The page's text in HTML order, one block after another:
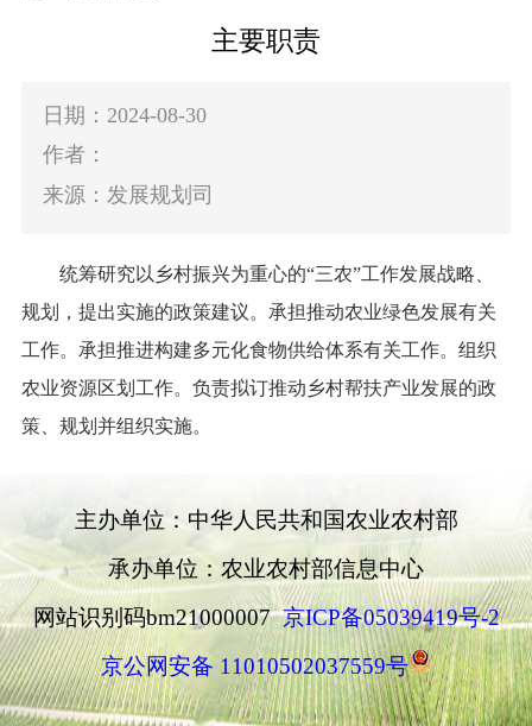
主要职责
日期：2024-08-30
作者：
来源：发展规划司
统筹研究以乡村振兴为重心的“三农”工作发展战略、
规划，提出实施的政策建议。承担推动农业绿色发展有关
工作。承担推进构建多元化食物供给体系有关工作。组织
农业资源区划工作。负责拟订推动乡村帮扶产业发展的政
策、规划并组织实施。
主办单位：中华人民共和国农业农村部
承办单位：农业农村部信息中心
网站识别码bm21000007京ICP备05039419号-2
京公网安备 11010502037559号